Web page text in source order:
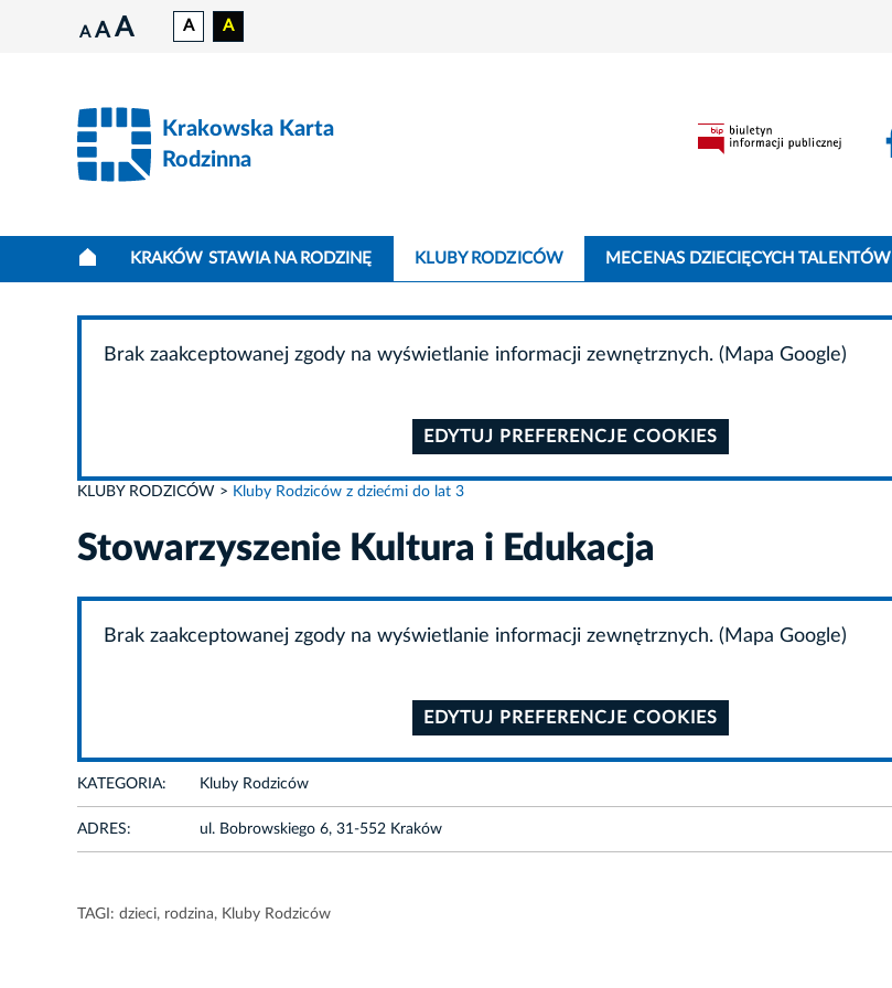
A A A A A
Krakowska Karta
Rodzinna
KRAKÓW STAWIA NA RODZINĘ KLUBY RODZICÓW MECENAS DZIECIĘCYCH TALENTÓW
Brak zaakceptowanej zgody na wyświetlanie informacji zewnętrznych. (Mapa Google)
EDYTUJ PREFERENCJE COOKIES
KLUBY RODZICÓW Kluby Rodziców z dziećmi do lat 3
Stowarzyszenie Kultura i Edukacja
Brak zaakceptowanej zgody na wyświetlanie informacji zewnętrznych. (Mapa Google)
EDYTUJ PREFERENCJE COOKIES
KATEGORIA: Kluby Rodziców
ADRES: ul. Bobrowskiego 6, 31-552 Kraków
TAGI: dzieci, rodzina, Kluby Rodziców